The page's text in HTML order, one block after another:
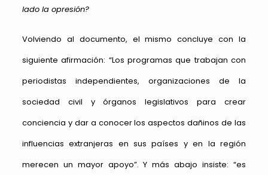
lado la opresión?
Volviendo al documento, el mismo concluye con la
siguiente afirmación: “Los programas que trabajan con
periodistas independientes, organizaciones de la
sociedad civil y órganos legislativos para crear
conciencia y dar a conocer los aspectos dañinos de las
influencias extranjeras en sus países y en la región
merecen un mayor apoyo”. Y más abajo insiste: “es